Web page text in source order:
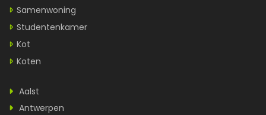
Samenwoning
Studentenkamer
Kot
Koten
Aalst
Antwerpen